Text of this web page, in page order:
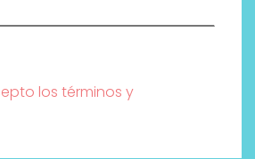
los términos y